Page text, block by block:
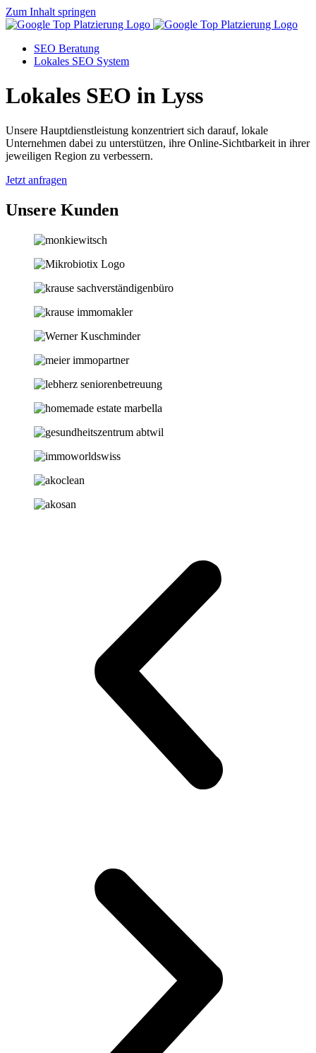
Zum Inhalt springen
SEO Beratung
Lokales SEO System
Lokales SEO in Lyss
Unsere Hauptdienstleistung konzentriert sich darauf, lokale
Unternehmen dabei zu unterstützen, ihre Online-Sichtbarkeit in ihrer
jeweiligen Region zu verbessern.
Jetzt anfragen
Unsere Kunden